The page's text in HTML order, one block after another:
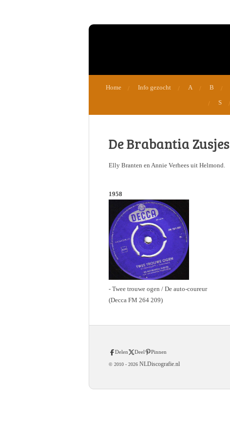
Home Info gezocht A B
S
De Brabantia Zusjes
Elly Branten en Annie Verhees uit Helmond.
1958
- Twee trouwe ogen / De auto-coureur
(Decca FM 264 209)
Delen Deel Pinnen
© 2010 - 2026 NLDiscografie.nl